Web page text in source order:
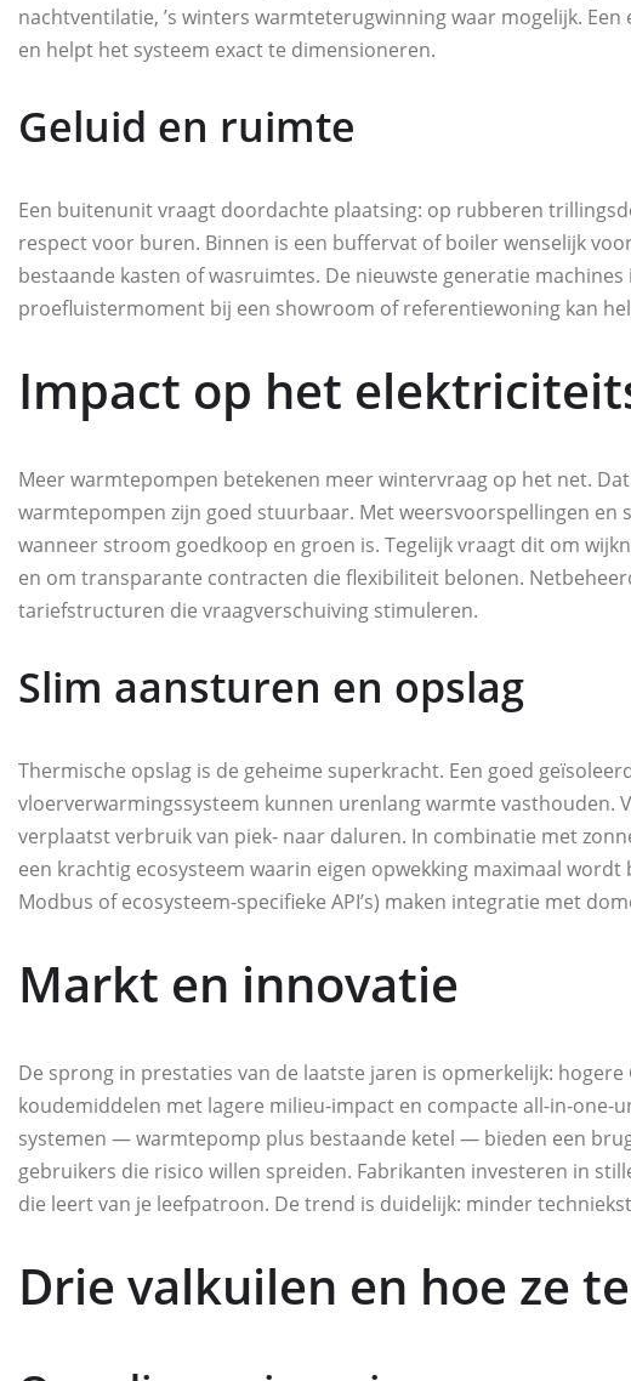
nachtventilatie, ’s winters warmteterugwinning waar mogelijk.
en helpt het systeem exact te dimensioneren.
Geluid en ruimte
Een buitenunit vraagt doordachte plaatsing: op rubberen
respect voor buren. Binnen is een buffervat of boiler wenselijk
bestaande kasten of wasruimtes. De nieuwste generatie
proefluistermoment bij een showroom of referentiewoning kan
Impact op het
Meer warmtepompen betekenen meer wintervraag op het net.
warmtepompen zijn goed stuurbaar. Met weersvoorspellingen en
wanneer stroom goedkoop en groen is. Tegelijk vraagt dit om
en om transparante contracten die flexibiliteit belonen.
tariefstructuren die vraagverschuiving stimuleren.
Slim aansturen en opslag
Thermische opslag is de geheime superkracht. Een goed
vloerverwarmingssysteem kunnen urenlang warmte vasthouden.
verplaatst verbruik van piek- naar daluren. In combinatie met
een krachtig ecosysteem waarin eigen opwekking maximaal
Modbus of ecosysteem-specifieke API’s) maken integratie met
Markt en innovatie
De sprong in prestaties van de laatste jaren is opmerkelijk:
koudemiddelen met lagere milieu-impact en compacte all-in-one-
systemen — warmtepomp plus bestaande ketel — bieden een
gebruikers die risico willen spreiden. Fabrikanten investeren in
die leert van je leefpatroon. De trend is duidelijk: minder
Drie valkuilen en hoe ze